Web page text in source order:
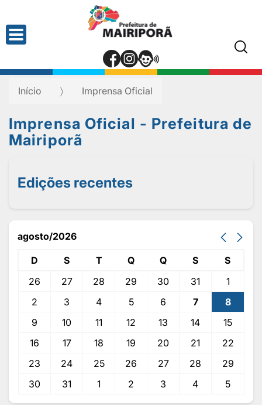
Início Imprensa Oficial
Imprensa Oficial - Prefeitura de
Mairiporã
Edições recentes
agosto/2026
D S T Q Q S
S
26
27 28 29 30 31
1
2
3 4 5 6 7
8
9
10 11 12 13 14
15
16
17 18 19 20 21
22
23
24 25 26 27 28
29
30
31 1 2 3 4 5